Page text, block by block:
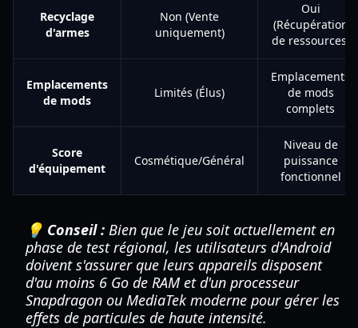
Recyclage
d'armes
Non (Vente
uniquement)
Oui
(Récupération
de ressources)
Emplacements
de mods
Limités (Élus)
Emplacements
de mods
complets
Score
d'équipement
Cosmétique/Général
Niveau de
puissance
fonctionnel
💡 Conseil : Bien que le jeu soit actuellement en
phase de test régional, les utilisateurs d'Android
doivent s'assurer que leurs appareils disposent
d'au moins 6 Go de RAM et d'un processeur
Snapdragon ou MediaTek moderne pour gérer les
effets de particules de haute intensité.